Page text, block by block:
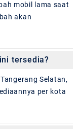
mobil lama saat
akan
tersedia?
Selatan,
per kota